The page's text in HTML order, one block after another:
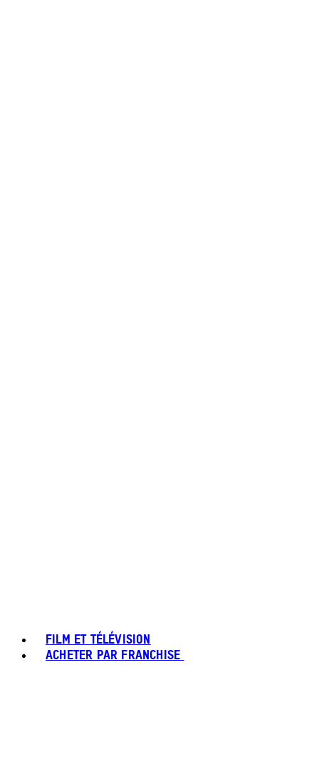
FILM ET TÉLÉVISION
ACHETER PAR FRANCHISE